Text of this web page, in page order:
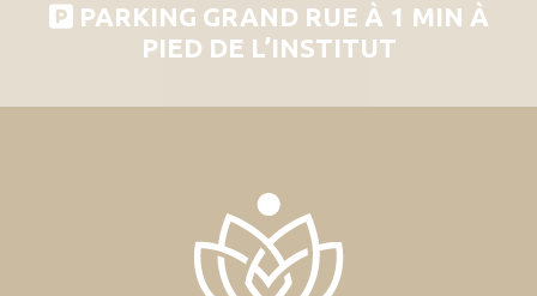
PARKING GRAND RUE À 1 MIN À
PIED DE L’INSTITUT